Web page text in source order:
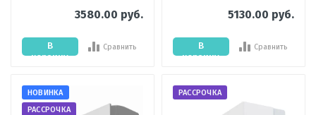
3580.00 руб.
В
корзину
Сравнить
5130.00 руб.
В
корзину
Сравнить
НОВИНКА
РАССРОЧКА
РАССРОЧКА